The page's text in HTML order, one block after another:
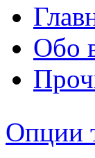
Обо
Опции